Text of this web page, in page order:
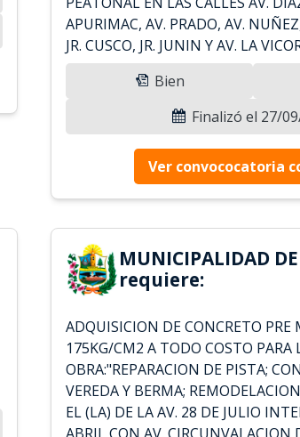
APURIMAC, AV. PRADO, AV.
JR. CUSCO, JR. JUNIN Y AV. LA
Bien
Finalizó el 27/
Ver convococatoria
MUNICIPALIDAD
requiere:
ADQUISICION DE CONCRETO PRE
175KG/CM2 A TODO COSTO PARA
OBRA:"REPARACION DE PISTA;
VEREDA Y BERMA;
EL (LA) DE LA AV. 28 DE JULIO